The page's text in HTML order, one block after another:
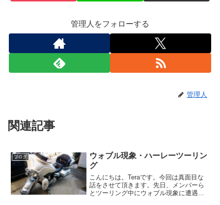
管理人をフォローする
管理人
関連記事
ブログ
ウォブル現象・ハーレーツーリン
グ
こんにちは。Teraです。今回は真面目な
話をさせて頂きます。先日、メンバーら
とツーリング中にウォブル現象に遭遇し